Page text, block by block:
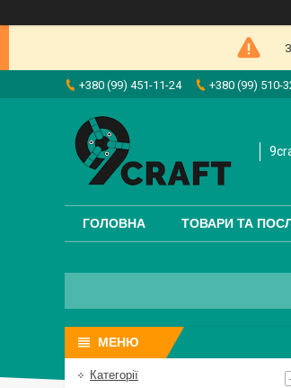
+380 (99) 451-11-24 +380 (99) 510-
ГОЛОВНА ТОВАРИ ТА
Категорії